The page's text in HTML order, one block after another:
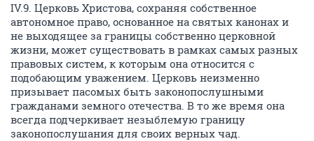
IV.9. Церковь Христова, сохраняя собственное
автономное право, основанное на святых канонах и
не выходящее за границы собственно церковной
жизни, может существовать в рамках самых разных
правовых систем, к которым она относится с
подобающим уважением. Церковь неизменно
призывает пасомых быть законопослушными
гражданами земного отечества. В то же время она
всегда подчеркивает незыблемую границу
законопослушания для своих верных чад.